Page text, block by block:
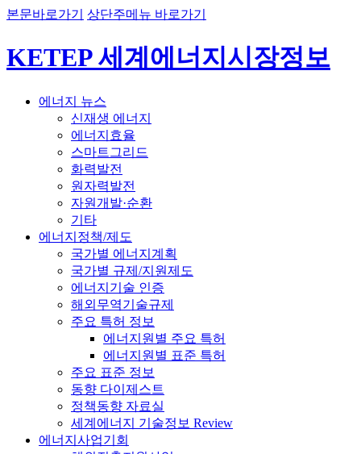
본문바로가기 상단주메뉴 바로가기
KETEP 세계에너지시장정보
에너지 뉴스
신재생 에너지
에너지효율
스마트그리드
화력발전
원자력발전
자원개발·순환
기타
에너지정책/제도
국가별 에너지계획
국가별 규제/지원제도
에너지기술 인증
해외무역기술규제
주요 특허 정보
에너지원별 주요 특허
에너지원별 표준 특허
주요 표준 정보
동향 다이제스트
정책동향 자료실
세계에너지 기술정보 Review
에너지사업기회